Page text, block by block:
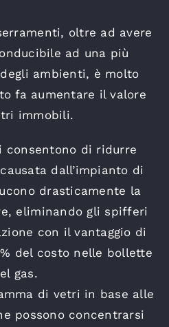
oltre ad avere
ad una più
ambienti, è molto
fa aumentare il valore
immobili.
consentono di ridurre
dall’impianto di
drasticamente la
eliminando gli spifferi
con il vantaggio di
del costo nelle bollette
gas.
di vetri in base alle
possono concentrarsi